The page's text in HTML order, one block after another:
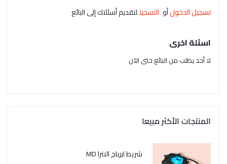
تسجيل الدخولأو التسجيللتقديم أسئلتك إلى البائع
اسئلة اخرى
لا أحد يطلب من البائع حتى الآن
المنتجات الأكثر مبيعا
شريط ايرباج النترا MD